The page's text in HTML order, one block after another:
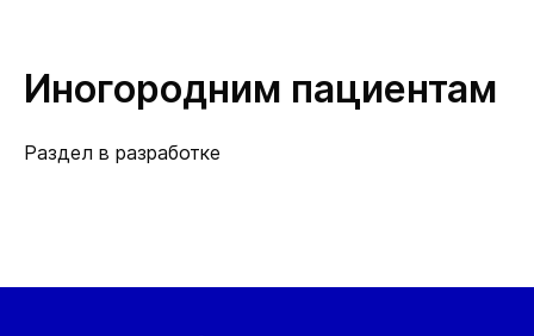
Иногородним пациентам
Раздел в разработке